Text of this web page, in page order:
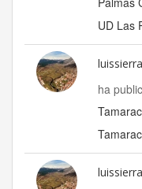
UD Las
luissierra
ha
luissierra